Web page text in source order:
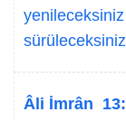
Âli İmrân 13: